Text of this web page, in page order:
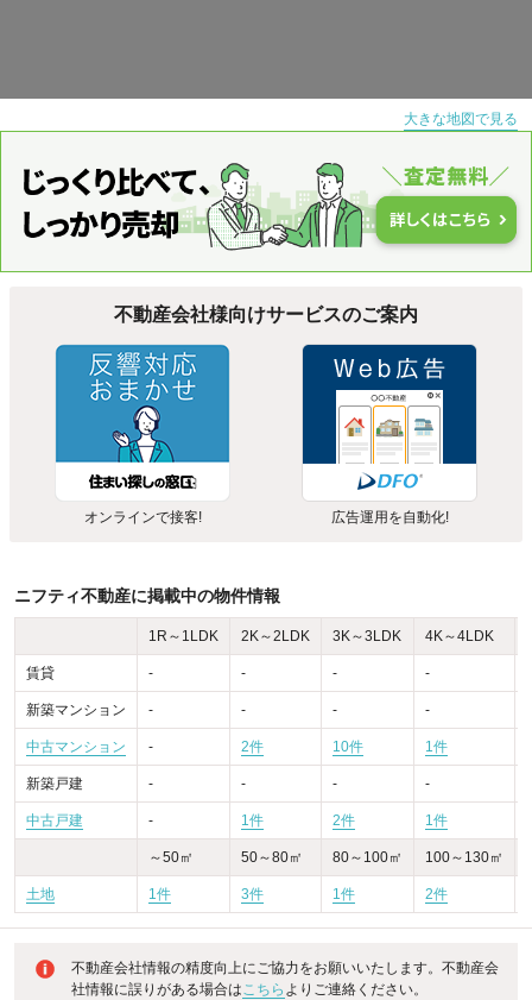
大きな地図で見る
不動産会社様向けサービスのご案内
オンラインで接客! 広告運用を自動化!
ニフティ不動産に掲載中の物件情報
1R～1LDK 2K～2LDK 3K～3LDK 4K～4LDK
賃貸 - - - -
新築マンション - - - -
中古マンション - 2件 10件 1件
新築戸建 - - - -
中古戸建 - 1件 2件 1件
～50㎡ 50～80㎡ 80～100㎡ 100～130㎡
土地 1件 3件 1件 2件
不動産会社情報の精度向上にご協力をお願いいたします。不動産会
社情報に誤りがある場合はこちら よりご連絡ください。